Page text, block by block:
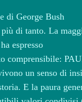
di George Bush
di tanto. La
espresso
comprensibile:
un senso di
E la paura